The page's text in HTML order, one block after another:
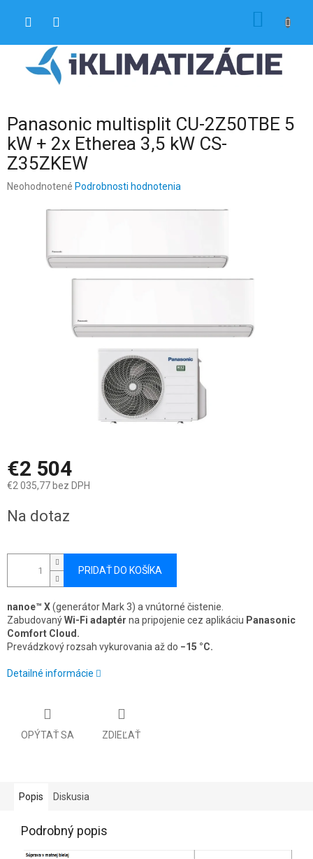
Panasonic multisplit CU-2Z50TBE 5
kW + 2x Etherea 3,5 kW CS-
Z35ZKEW
Priemerné
Neohodnotené Podrobnosti hodnotenia
€2 504
€2 035,77 bez DPH
cena:
Na dotaz
PRIDAŤ DO KOŠÍKA
nanoe™ X(generátor Mark 3) a vnútorné čistenie.
ZabudovanýWi-Fi adaptér na pripojenie cez aplikáciu Panasonic
Comfort Cloud.
Prevádzkový rozsah vykurovania až do −15 °C.
Detailné informácie
OPÝTAŤ SA ZDIEĽAŤ
Popis Diskusia
Podrobný popis